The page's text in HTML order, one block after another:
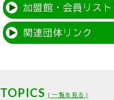
加盟館・会員リスト
関連団体リンク
TOPICS ( 一覧を見る )